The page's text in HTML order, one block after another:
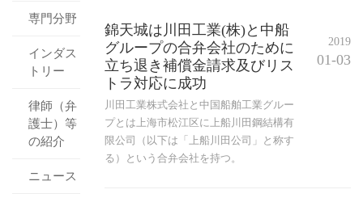
専門分野
インダス
トリー
律師（弁
護士）等
の紹介
ニュース
錦天城は川田工業(株)と中船
グループの合弁会社のために
立ち退き補償金請求及びリス
トラ対応に成功
川田工業株式会社と中国船舶工業グルー
プとは上海市松江区に上船川田鋼結構有
限公司（以下は「上船川田公司」と称す
る）という合弁会社を持つ。
2019
01-03